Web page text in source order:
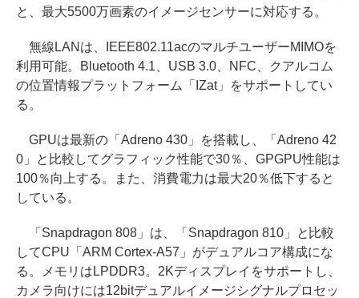
と、最大5500万画素のイメージセンサーに対応する。
無線LANは、IEEE802.11acのマルチユーザーMIMOを
利用可能。Bluetooth 4.1、USB 3.0、NFC、クアルコム
の位置情報プラットフォーム「IZat」をサポートしてい
る。
GPUは最新の「Adreno 430」を搭載し、「Adreno 42
0」と比較してグラフィック性能で30％、GPGPU性能は
100％向上する。また、消費電力は最大20％低下すると
している。
「Snapdragon 808」は、「Snapdragon 810」と比較
してCPU「ARM Cortex-A57」がデュアルコア構成にな
る。メモリはLPDDR3。2Kディスプレイをサポートし、
カメラ向けには12bitデュアルイメージシグナルプロセッ